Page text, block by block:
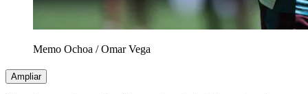
Memo Ochoa /Omar Vega
Ampliar